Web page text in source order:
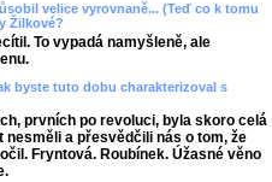
velice vyrovnaně... (Teď co k tomu
Žilkové?
To vypadá namyšleně, ale
byste tuto dobu charakterizoval s
prvních po revoluci, byla skoro celá
a přesvědčili nás o tom, že
Fryntová. Roubínek. Úžasné věno